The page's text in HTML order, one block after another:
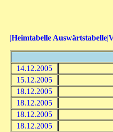
|Heimtabelle|Auswärtstabelle|
14.12.2005
15.12.2005
18.12.2005
18.12.2005
18.12.2005
18.12.2005